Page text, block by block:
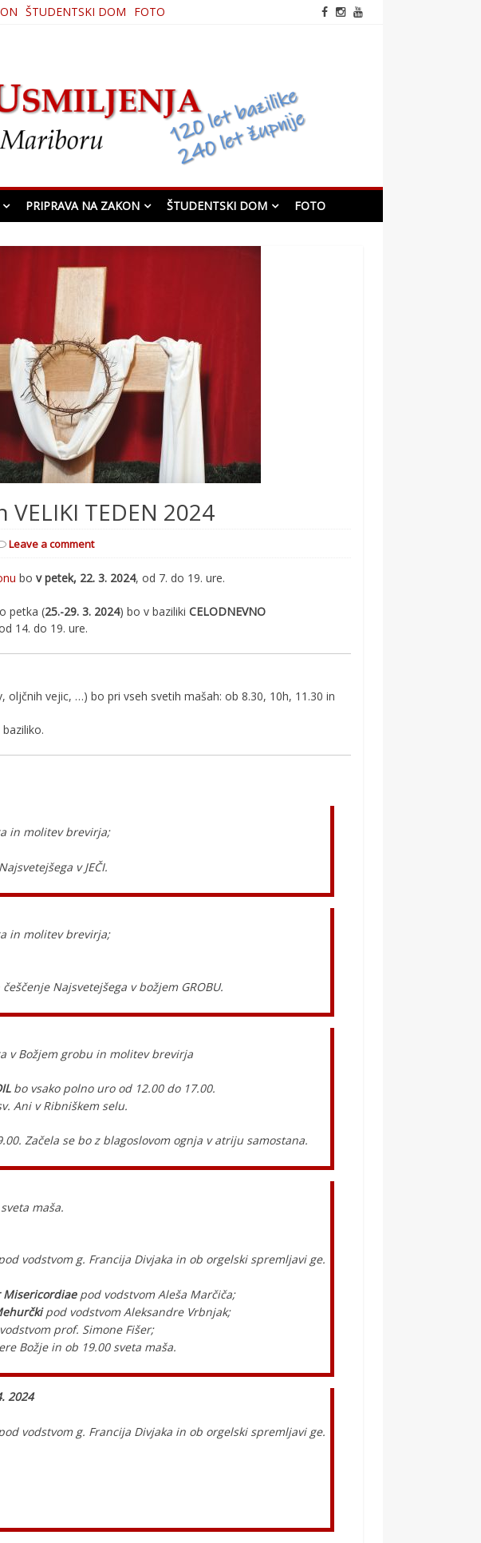
ŠTUDENTSKI DOM FOTO
PRIPRAVA NA ZAKON ŠTUDENTSKI DOM FOTO
VELIKI TEDEN 2024
Leave a comment
bo v petek, 22. 3. 2024, od 7. do 19. ure.
petka (25.-29. 3. 2024) bo v baziliki CELODNEVNO
14. do 19. ure.
oljčnih vejic, …) bo pri vseh svetih mašah: ob 8.30, 10h, 11.30 in
in molitev brevirja;
v JEČI.
in molitev brevirja;
Najsvetejšega v božjem GROBU.
v Božjem grobu in molitev brevirja
bo vsako polno uro od 12.00 do 17.00.
Ani v Ribniškem selu.
Začela se bo z blagoslovom ognja v atriju samostana.
maša.
vodstvom g. Francija Divjaka in ob orgelski spremljavi ge.
Misericordiaepod vodstvom Aleša Marčiča;
pod vodstvom Aleksandre Vrbnjak;
prof. Simone Fišer;
Božje in ob 19.00 sveta maša.
2024
vodstvom g. Francija Divjaka in ob orgelski spremljavi ge.